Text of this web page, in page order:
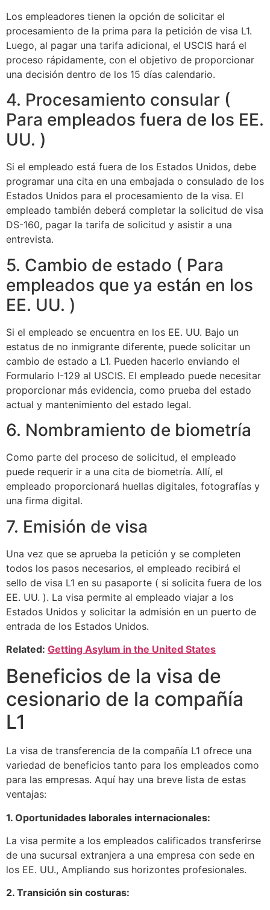
Los empleadores tienen la opción de solicitar el
procesamiento de la prima para la petición de visa L1.
Luego, al pagar una tarifa adicional, el USCIS hará el
proceso rápidamente, con el objetivo de proporcionar
una decisión dentro de los 15 días calendario.
4. Procesamiento consular (
Para empleados fuera de los EE.
UU. )
Si el empleado está fuera de los Estados Unidos, debe
programar una cita en una embajada o consulado de los
Estados Unidos para el procesamiento de la visa. El
empleado también deberá completar la solicitud de visa
DS-160, pagar la tarifa de solicitud y asistir a una
entrevista.
5. Cambio de estado ( Para
empleados que ya están en los
EE. UU. )
Si el empleado se encuentra en los EE. UU. Bajo un
estatus de no inmigrante diferente, puede solicitar un
cambio de estado a L1. Pueden hacerlo enviando el
Formulario I-129 al USCIS. El empleado puede necesitar
proporcionar más evidencia, como prueba del estado
actual y mantenimiento del estado legal.
6. Nombramiento de biometría
Como parte del proceso de solicitud, el empleado
puede requerir ir a una cita de biometría. Allí, el
empleado proporcionará huellas digitales, fotografías y
una firma digital.
7. Emisión de visa
Una vez que se aprueba la petición y se completen
todos los pasos necesarios, el empleado recibirá el
sello de visa L1 en su pasaporte ( si solicita fuera de los
EE. UU. ). La visa permite al empleado viajar a los
Estados Unidos y solicitar la admisión en un puerto de
entrada de los Estados Unidos.
Related: Getting Asylum in the United States
Beneficios de la visa de
cesionario de la compañía
L1
La visa de transferencia de la compañía L1 ofrece una
variedad de beneficios tanto para los empleados como
para las empresas. Aquí hay una breve lista de estas
ventajas:
1. Oportunidades laborales internacionales:
La visa permite a los empleados calificados transferirse
de una sucursal extranjera a una empresa con sede en
los EE. UU., Ampliando sus horizontes profesionales.
2. Transición sin costuras: